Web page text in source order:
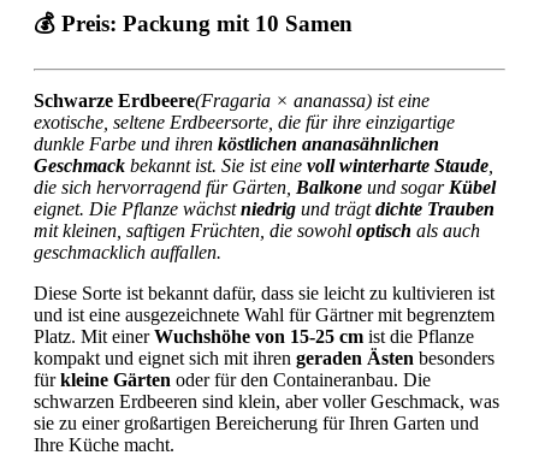
💰 Preis: Packung mit 10 Samen
Schwarze Erdbeere(Fragaria × ananassa) ist eine
exotische, seltene Erdbeersorte, die für ihre einzigartige
dunkle Farbe und ihren köstlichen ananasähnlichen
Geschmack bekannt ist. Sie ist eine voll winterharte Staude
die sich hervorragend für Gärten, Balkone und sogar Kübel
eignet. Die Pflanze wächstniedrig und trägtdichte Trauben
mit kleinen, saftigen Früchten, die sowohl optisch als auch
geschmacklich auffallen.
Diese Sorte ist bekannt dafür, dass sie leicht zu kultivieren ist
und ist eine ausgezeichnete Wahl für Gärtner mit begrenztem
Platz. Mit einerWuchshöhe von 15-25 cm ist die Pflanze
kompakt und eignet sich mit ihren geraden Ästen besonders
fürkleine Gärten oder für den Containeranbau. Die
schwarzen Erdbeeren sind klein, aber voller Geschmack, was
sie zu einer großartigen Bereicherung für Ihren Garten und
Ihre Küche macht.